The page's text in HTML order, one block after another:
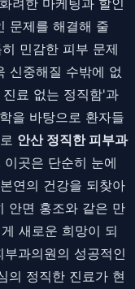
문제를 해결해 줄
민감한 피부 문제
신중해질 수밖에 없
료 없는 정직함'과
을 바탕으로 환자들
안산 정직한 피부과
이곳은 단순히 눈에
연의 건강을 되찾아
안면 홍조와 같은 만
새로운 희망이 되
과의원의 성공적인
의 정직한 진료가 현